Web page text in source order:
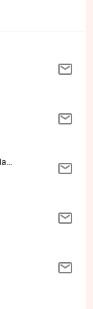
Маринка-Картинка - Администратор Мамфо